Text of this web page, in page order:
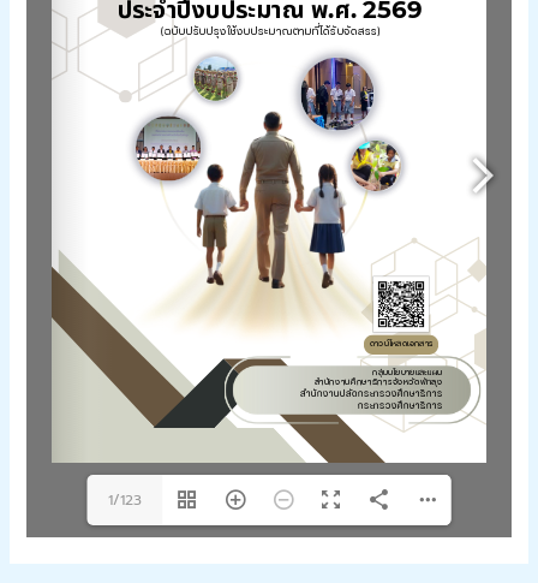
1/123